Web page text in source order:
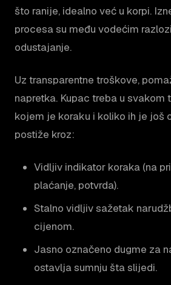
što ranije, idealno već u korpi.
procesa su među vodećim
odustajanje.
Uz transparentne troškove,
napretka. Kupac treba u svakom
kojem je koraku i koliko ih je još
postiže kroz:
Vidljiv indikator koraka (na
plaćanje, potvrda).
Stalno vidljiv sažetak
cijenom.
Jasno označeno dugme za
ostavlja sumnju šta slijedi.